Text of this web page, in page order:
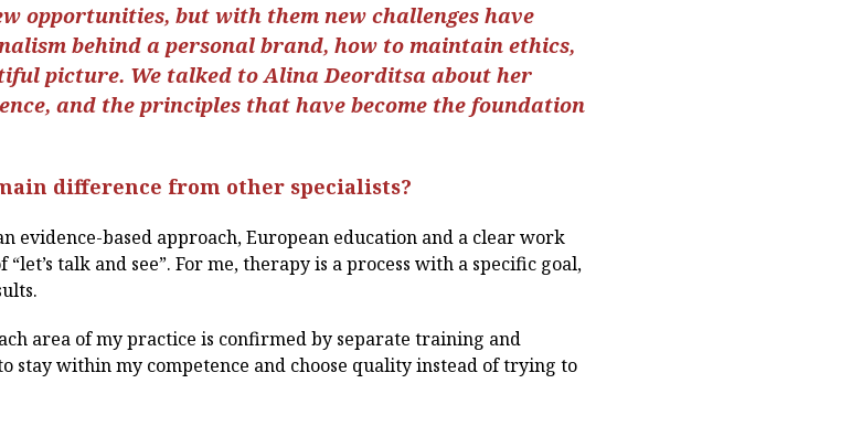
opportunities, but with them new challenges have
behind a personal brand, how to maintain ethics,
picture. We talked to Alina Deorditsa about her
and the principles that have become the foundation
difference from other specialists?
evidence-based approach, European education and a clear work
talk and see”. For me, therapy is a process with a specific goal,
area of my practice is confirmed by separate training and
stay within my competence and choose quality instead of trying to